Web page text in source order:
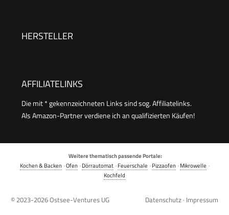
1.600 Watt
HERSTELLER
AFFILIATELINKS
Die mit * gekennzeichneten Links sind sog. Affiliatelinks.
Als Amazon-Partner verdiene ich an qualifizierten Käufen!
Weitere thematisch passende Portale:
Kochen & Backen·Ofen·Dörrautomat·Feuerschale ·Pizzaofen·Mikrowelle ·
Kochfeld
© 2023-2026Ostsee-Ventures UG Datenschutz · Impressum